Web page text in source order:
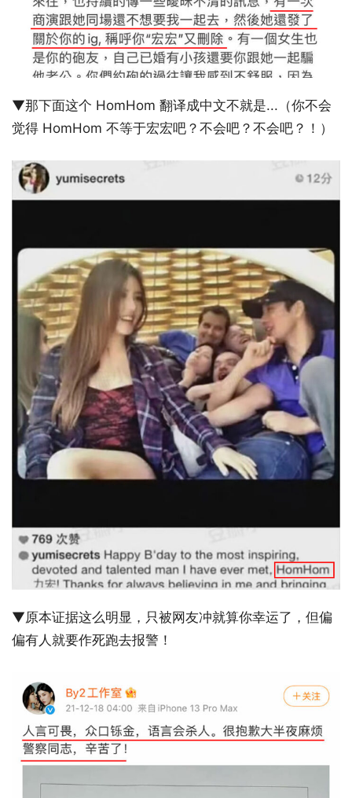
▼那下面这个 HomHom 翻译成中文不就是...（你不会
觉得 HomHom 不等于宏宏吧？不会吧？不会吧？！）
▼原本证据这么明显，只被网友冲就算你幸运了，但偏
偏有人就要作死跑去报警！